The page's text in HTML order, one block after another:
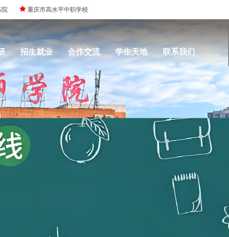
校
招生就业 合作交流 学生天地 联系我们